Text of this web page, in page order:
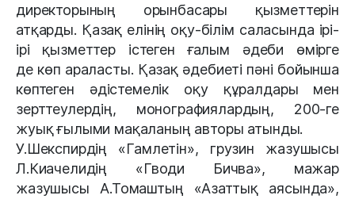
директорының орынбасары қызметтерін
атқарды. Қазақ елінің оқу-білім саласында ірі-
ірі қызметтер істеген ғалым әдеби өмірге
де көп араласты. Қазақ әдебиеті пәні бойынша
көптеген әдістемелік оқу құралдары мен
зерттеулердің, монографиялардың, 200-ге
жуық ғылыми мақаланың авторы атынды.
У.Шекспирдің «Гамлетін», грузин жазушысы
Л.Киачелидің «Гводи Бичва», мажар
жазушысы А.Томаштың «Азаттық аясында»,